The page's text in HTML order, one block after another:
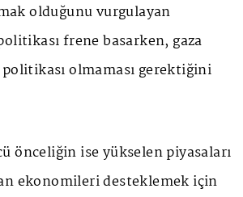
olduğunu vurgulayan
frene basarken, gaza
olmaması gerektiğini
önceliğin ise yükselen piyasaları
ekonomileri desteklemek için